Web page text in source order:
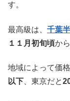
す。
最高級は、 千葉
１１月初旬頃か
地域によって価
以下 、東京だと